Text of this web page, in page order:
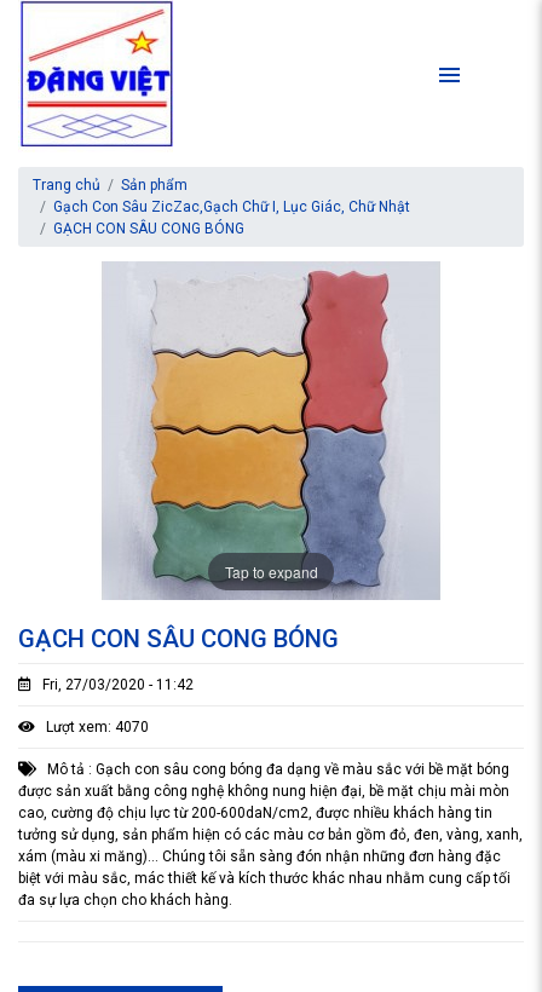
Trang chủ
Sản phẩm
Gạch Con Sâu ZicZac,Gạch Chữ I, Lục Giác, Chữ Nhật
GẠCH CON SÂU CONG BÓNG
Tap to expand
GẠCH CON SÂU CONG BÓNG
Fri, 27/03/2020 - 11:42
Lượt xem: 4070
Mô tả : Gạch con sâu cong bóng đa dạng về màu sắc với bề mặt bóng
được sản xuất bằng công nghệ không nung hiện đại, bề mặt chịu mài mòn
cao, cường độ chịu lực từ 200-600daN/cm2, được nhiều khách hàng tin
tưởng sử dụng, sản phẩm hiện có các màu cơ bản gồm đỏ, đen, vàng, xanh,
xám (màu xi măng)… Chúng tôi sẵn sàng đón nhận những đơn hàng đặc
biệt với màu sắc, mác thiết kế và kích thước khác nhau nhằm cung cấp tối
đa sự lựa chọn cho khách hàng.